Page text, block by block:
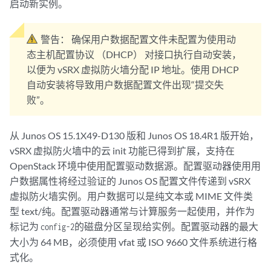
启动新实例。
警告：
确保用户数据配置文件未配置为使用动
态主机配置协议 （DHCP） 对接口执行自动安装，
以便为 vSRX 虚拟防火墙分配 IP 地址。使用 DHCP
自动安装将导致用户数据配置文件出现“提交失
败”。
从 Junos OS 15.1X49-D130 版和 Junos OS 18.4R1 版开始，
vSRX 虚拟防火墙中的云 init 功能已得到扩展，支持在
OpenStack 环境中使用配置驱动数据源。配置驱动器使用用
户数据属性将经过验证的 Junos OS 配置文件传递到 vSRX
虚拟防火墙实例。用户数据可以是纯文本或 MIME 文件类
型 text/纯。配置驱动器通常与计算服务一起使用，并作为
标记为 config-2的磁盘分区呈现给实例。配置驱动器的最大
大小为 64 MB，必须使用 vfat 或 ISO 9660 文件系统进行格
式化。